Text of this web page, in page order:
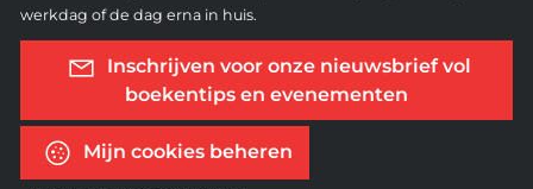
werkdag of de dag erna in huis.
Inschrijven voor onze nieuwsbrief vol
boekentips en evenementen
Mijn cookies beheren